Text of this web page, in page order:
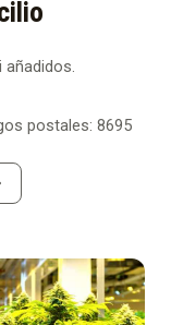
añadidos.
postales: 8695